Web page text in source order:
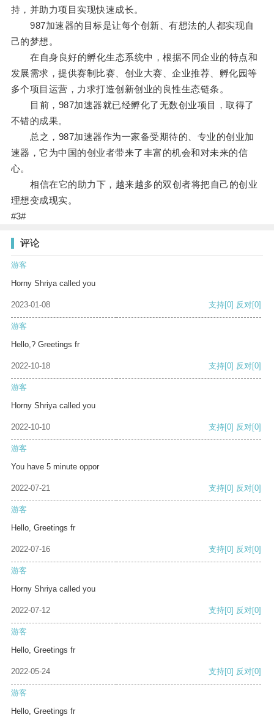
持，并助力项目实现快速成长。
987加速器的目标是让每个创新、有想法的人都实现自
己的梦想。
在自身良好的孵化生态系统中，根据不同企业的特点和
发展需求，提供赛制比赛、创业大赛、企业推荐、孵化园等
多个项目运营，力求打造创新创业的良性生态链条。
目前，987加速器就已经孵化了无数创业项目，取得了
不错的成果。
总之，987加速器作为一家备受期待的、专业的创业加
速器，它为中国的创业者带来了丰富的机会和对未来的信
心。
相信在它的助力下，越来越多的双创者将把自己的创业
理想变成现实。
#3#
评论
游客
Horny Shriya called you
2023-01-08 支持[0] 反对[0]
游客
Hello,? Greetings fr
2022-10-18 支持[0] 反对[0]
游客
Horny Shriya called you
2022-10-10 支持[0] 反对[0]
游客
You have 5 minute oppor
2022-07-21 支持[0] 反对[0]
游客
Hello, Greetings fr
2022-07-16 支持[0] 反对[0]
游客
Horny Shriya called you
2022-07-12 支持[0] 反对[0]
游客
Hello, Greetings fr
2022-05-24 支持[0] 反对[0]
游客
Hello, Greetings fr